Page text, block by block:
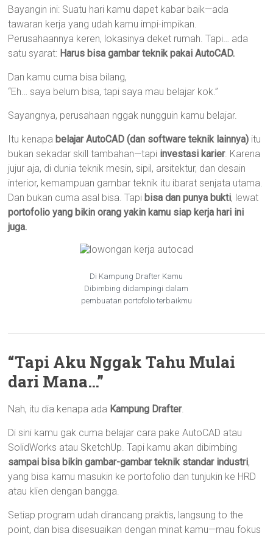
Bayangin ini: Suatu hari kamu dapet kabar baik—ada
tawaran kerja yang udah kamu impi-impikan.
Perusahaannya keren, lokasinya deket rumah. Tapi… ada
satu syarat: Harus bisa gambar teknik pakai AutoCAD.
Dan kamu cuma bisa bilang,
“Eh… saya belum bisa, tapi saya mau belajar kok.”
Sayangnya, perusahaan nggak nungguin kamu belajar.
Itu kenapa belajar AutoCAD (dan software teknik lainnya) itu
bukan sekadar skill tambahan—tapi investasi karier. Karena
jujur aja, di dunia teknik mesin, sipil, arsitektur, dan desain
interior, kemampuan gambar teknik itu ibarat senjata utama.
Dan bukan cuma asal bisa. Tapi bisa dan punya bukti, lewat
portofolio yang bikin orang yakin kamu siap kerja hari ini
juga.
Di Kampung Drafter Kamu
Dibimbing didampingi dalam
pembuatan portofolio terbaikmu
“Tapi Aku Nggak Tahu Mulai
dari Mana…”
Nah, itu dia kenapa ada Kampung Drafter.
Di sini kamu gak cuma belajar cara pake AutoCAD atau
SolidWorks atau SketchUp. Tapi kamu akan dibimbing
sampai bisa bikin gambar-gambar teknik standar industri,
yang bisa kamu masukin ke portofolio dan tunjukin ke HRD
atau klien dengan bangga.
Setiap program udah dirancang praktis, langsung to the
point, dan bisa disesuaikan dengan minat kamu—mau fokus